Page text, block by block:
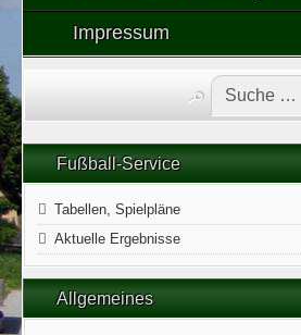
Impressum
Fußball-Service
Tabellen, Spielpläne
Aktuelle Ergebnisse
Allgemeines